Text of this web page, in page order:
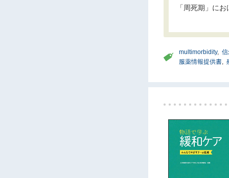
「周死期」に
multimorbidity,
服薬情報提供書,